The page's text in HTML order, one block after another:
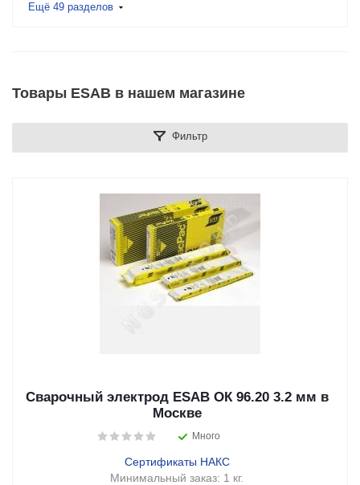
Ещё 49 разделов
Товары ESAB в нашем магазине
Фильтр
Сварочный электрод ESAB ОК 96.20 3.2 мм в
Москве
Много
Сертификаты НАКС
Минимальный заказ: 1 кг.